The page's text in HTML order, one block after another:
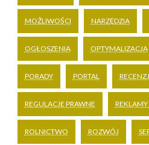
MOŻLIWOŚCI NARZĘDZIA
OGŁOSZENIA OPTYMALIZACJA
PORADY PORTAL
REGULACJE PRAWNE
ROLNICTWO ROZWÓJ